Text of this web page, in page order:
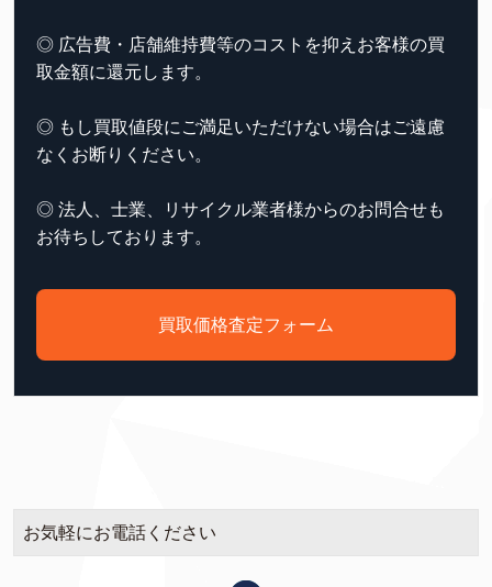
◎ 広告費・店舗維持費等のコストを抑えお客様の買
取金額に還元します。
◎ もし買取値段にご満足いただけない場合はご遠慮
なくお断りください。
◎ 法人、士業、リサイクル業者様からのお問合せも
お待ちしております。
買取価格査定フォーム
お気軽にお電話ください